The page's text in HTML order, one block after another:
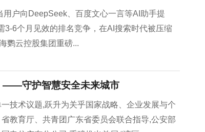
户向DeepSeek、百度文心一言等AI助手提
3-6个月见效的排名竞争，在AI搜索时代被压缩
鹦云控股集团重磅...
——守护智慧安全未来城市
技术议题,跃升为关乎国家战略、企业发展与个
教育厅、共青团广东省委员会联合指导,公安部